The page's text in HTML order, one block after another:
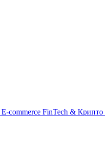
E-commerce FinTech & Крипто